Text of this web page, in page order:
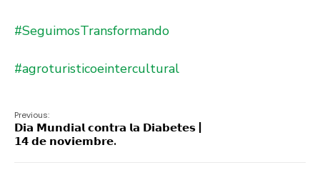
#SeguimosTransformando
#agroturisticoeintercultural
Previous:
𝗗𝗶𝗮 𝗠𝘂𝗻𝗱𝗶𝗮𝗹 𝗰𝗼𝗻𝘁𝗿𝗮 𝗹𝗮 𝗗𝗶𝗮𝗯𝗲𝘁𝗲𝘀 |
𝟭𝟰 𝗱𝗲 𝗻𝗼𝘃𝗶𝗲𝗺𝗯𝗿𝗲.